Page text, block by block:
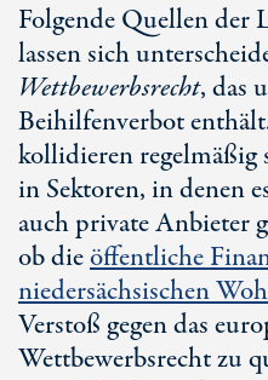
Folgende Quellen der
lassen sich
Wettbewerbsrecht, das
Beihilfenverbot
kollidieren regelmäßig
in Sektoren, in denen
auch private Anbieter
ob dieöffentliche
niedersächsischen
Verstoß gegen das
Wettbewerbsrecht zu